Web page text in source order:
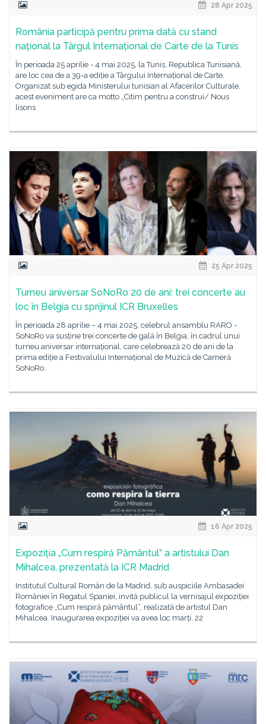
28 Apr 2025
România participă pentru prima dată cu stand
național la Târgul Internațional de Carte de la Tunis
În perioada 25 aprilie - 4 mai 2025, la Tunis, Republica Tunisiană,
are loc cea de a 39-a ediție a Târgului Internațional de Carte.
Organizat sub egida Ministerului tunisian al Afacerilor Culturale,
acest eveniment are ca motto „Citim pentru a construi/ Nous
lisons
25 Apr 2025
Turneu aniversar SoNoRo 20 de ani: trei concerte au
loc în Belgia cu sprijinul ICR Bruxelles
În perioada 28 aprilie – 4 mai 2025, celebrul ansamblu RARO -
SoNoRo va susține trei concerte de gală în Belgia, în cadrul unui
turneu aniversar internațional, care celebrează 20 de ani de la
prima ediție a Festivalului Internațional de Muzică de Cameră
SoNoRo.
16 Apr 2025
Expoziția „Cum respiră Pământul” a artistului Dan
Mihalcea, prezentată la ICR Madrid
Institutul Cultural Român de la Madrid, sub auspiciile Ambasadei
României în Regatul Spaniei, invită publicul la vernisajul expoziției
fotografice „Cum respiră pământul”, realizată de artistul Dan
Mihalcea. Inaugurarea expoziției va avea loc marți, 22